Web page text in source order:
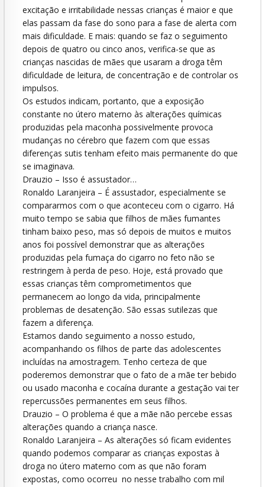
excitação e irritabilidade nessas crianças é maior e que
elas passam da fase do sono para a fase de alerta com
mais dificuldade. E mais: quando se faz o seguimento
depois de quatro ou cinco anos, verifica-se que as
crianças nascidas de mães que usaram a droga têm
dificuldade de leitura, de concentração e de controlar os
impulsos.
Os estudos indicam, portanto, que a exposição
constante no útero materno às alterações químicas
produzidas pela maconha possivelmente provoca
mudanças no cérebro que fazem com que essas
diferenças sutis tenham efeito mais permanente do que
se imaginava.
Drauzio – Isso é assustador…
Ronaldo Laranjeira – É assustador, especialmente se
compararmos com o que aconteceu com o cigarro. Há
muito tempo se sabia que filhos de mães fumantes
tinham baixo peso, mas só depois de muitos e muitos
anos foi possível demonstrar que as alterações
produzidas pela fumaça do cigarro no feto não se
restringem à perda de peso. Hoje, está provado que
essas crianças têm comprometimentos que
permanecem ao longo da vida, principalmente
problemas de desatenção. São essas sutilezas que
fazem a diferença.
Estamos dando seguimento a nosso estudo,
acompanhando os filhos de parte das adolescentes
incluídas na amostragem. Tenho certeza de que
poderemos demonstrar que o fato de a mãe ter bebido
ou usado maconha e cocaína durante a gestação vai ter
repercussões permanentes em seus filhos.
Drauzio – O problema é que a mãe não percebe essas
alterações quando a criança nasce.
Ronaldo Laranjeira – As alterações só ficam evidentes
quando podemos comparar as crianças expostas à
droga no útero materno com as que não foram
expostas, como ocorreu no nesse trabalho com mil